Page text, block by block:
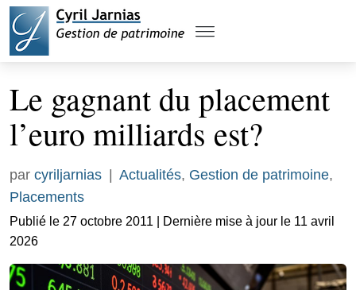
Le gagnant du placement
l’euro milliards est?
par cyriljarnias Actualités, Gestion de patrimoine,
Placements
Publié le 27 octobre 2011 | Dernière mise à jour le 11 avril
2026